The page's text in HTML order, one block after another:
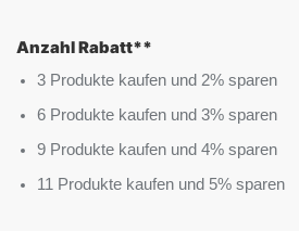
Anzahl Rabatt**
3 Produkte kaufen und 2% sparen
6 Produkte kaufen und 3% sparen
9 Produkte kaufen und 4% sparen
11 Produkte kaufen und 5% sparen